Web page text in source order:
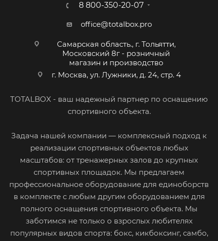
8 800-350-20-07
office@totalbox.pro
Самарская область., г. Тольятти,
Московский 8г - розничный
магазин и производство
г. Москва, ул. Лужники, д. 24, стр. 4
TOTALBOX - ваш надежный партнер по оснащению
спортивного объекта.
Задача нашей компании — комплексный подход к
реализации спортивных объектов любых
масштабов: от тренажерных залов до крупных
спортивных площадок. Мы предлагаем
профессиональное оборудование для единоборств
в комплекте с любым другим оборудованием для
полного оснащения спортивного объекта. Мы
заботимся не только о взрослых любителях
популярных видов спорта: бокс, кикбоксинг, самбо,